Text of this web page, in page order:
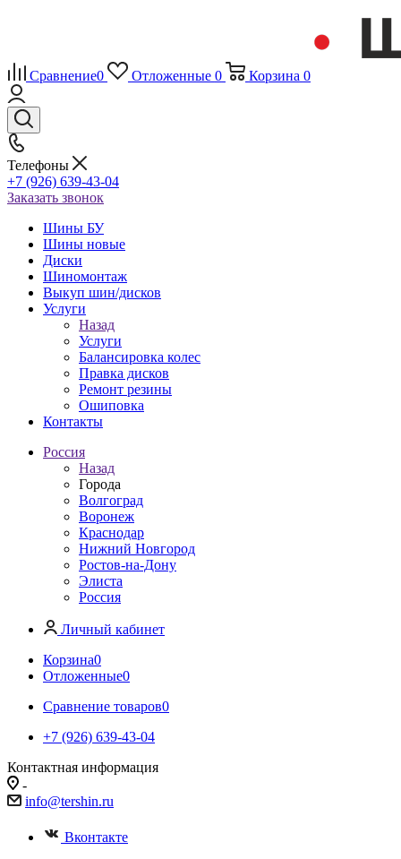
Сравнение0 Отложенные 0 Корзина 0
Телефоны
+7 (926) 639-43-04
Заказать звонок
Шины БУ
Шины новые
Диски
Шиномонтаж
Выкуп шин/дисков
Услуги
Назад
Услуги
Балансировка колес
Правка дисков
Ремонт резины
Ошиповка
Контакты
Россия
Назад
Города
Волгоград
Воронеж
Краснодар
Нижний Новгород
Ростов-на-Дону
Элиста
Россия
Личный кабинет
Корзина0
Отложенные0
Сравнение товаров0
+7 (926) 639-43-04
Контактная информация
-
info@tershin.ru
Вконтакте